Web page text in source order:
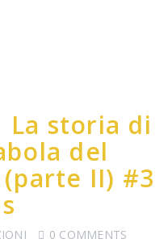
La storia di
del
II) #3
0 COMMENTS